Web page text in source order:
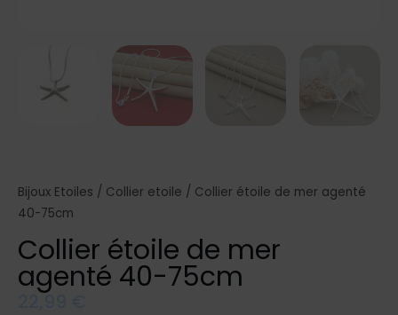
Bijoux Etoiles / Collier etoile / Collier étoile de mer agenté
40-75cm
Collier étoile de mer
agenté 40-75cm
22,99